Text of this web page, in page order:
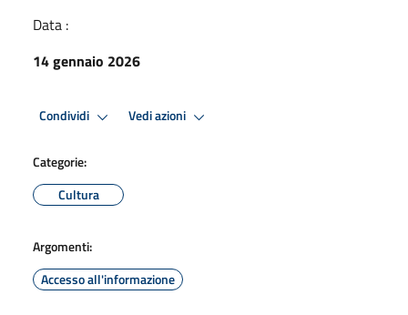
Data :
14 gennaio 2026
Condividi Vedi azioni
Categorie:
Cultura
Argomenti:
Accesso all'informazione